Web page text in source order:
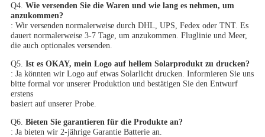
Q4. Wie versenden Sie die Waren und wie lang es nehmen, um
anzukommen?
: Wir versenden normalerweise durch DHL, UPS, Fedex oder TNT. Es
dauert normalerweise 3-7 Tage, um anzukommen. Fluglinie und Meer,
die auch optionales versenden.
Q5. Ist es OKAY, mein Logo auf hellem Solarprodukt zu drucken?
: Ja könnten wir Logo auf etwas Solarlicht drucken. Informieren Sie uns
bitte formal vor unserer Produktion und bestätigen Sie den Entwurf
erstens
basiert auf unserer Probe.
Q6. Bieten Sie garantieren für die Produkte an?
: Ja bieten wir 2-jährige Garantie Batterie an.